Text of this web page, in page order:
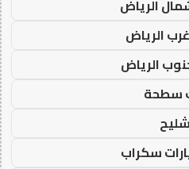
الرياض
الرياض
الرياض
سطحة
سكراب